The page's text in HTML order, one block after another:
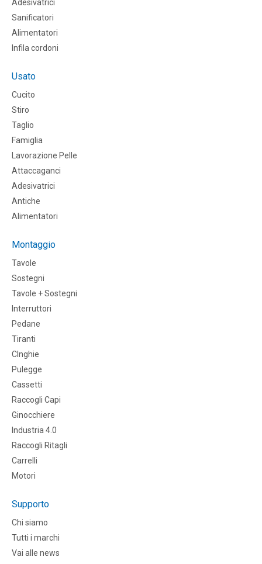
Adesivatrici
Sanificatori
Alimentatori
Infila cordoni
Usato
Cucito
Stiro
Taglio
Famiglia
Lavorazione Pelle
Attaccaganci
Adesivatrici
Antiche
Alimentatori
Montaggio
Tavole
Sostegni
Tavole + Sostegni
Interruttori
Pedane
Tiranti
CInghie
Pulegge
Cassetti
Raccogli Capi
Ginocchiere
Industria 4.0
Raccogli Ritagli
Carrelli
Motori
Supporto
Chi siamo
Tutti i marchi
Vai alle news